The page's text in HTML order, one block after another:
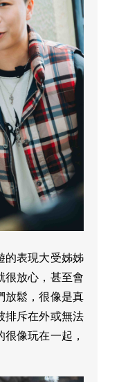
的表現大受姊姊
很放心，甚至會
放鬆，很像是真
排斥在外或無法
像玩在一起，